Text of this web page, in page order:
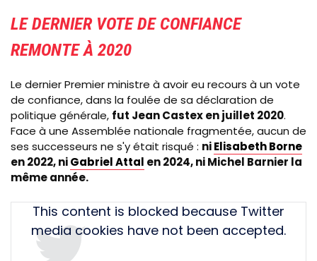
LE DERNIER VOTE DE CONFIANCE
REMONTE À 2020
Le dernier Premier ministre à avoir eu recours à un vote
de confiance, dans la foulée de sa déclaration de
politique générale, fut Jean Castex en juillet 2020.
Face à une Assemblée nationale fragmentée, aucun de
ses successeurs ne s'y était risqué : niElisabeth Borne
en 2022, niGabriel Attal en 2024, ni Michel Barnier la
même année.
TweetThis content is blocked because Twitter
media cookies have not been accepted.